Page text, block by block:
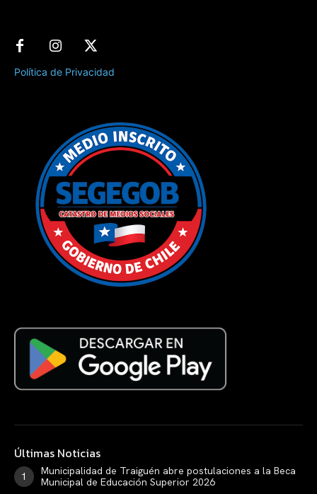
Política de Privacidad
Últimas Noticias
Municipalidad de Traiguén abre postulaciones a la Beca
Municipal de Educación Superior 2026